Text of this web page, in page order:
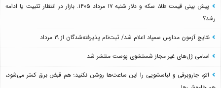
پیش بینی قیمت طلا، سکه و دلار شنبه ۱۷ مرداد ۱۴۰۵. بازار در انتظار تثبیت یا ادامه
رشد؟
نتایج آزمون مدارس سمپاد اعلام شد/ ثبت‌نام پذیرفته‌شدگان از ۱۹ مرداد
اسامی ژل‌های غیر مجاز شستشوی پوست منتشر شد
اتو، جاروبرقی و لباسشویی را این ساعت‌ها روشن نکنید؛ هم قبض برق کمتر می‌شود،